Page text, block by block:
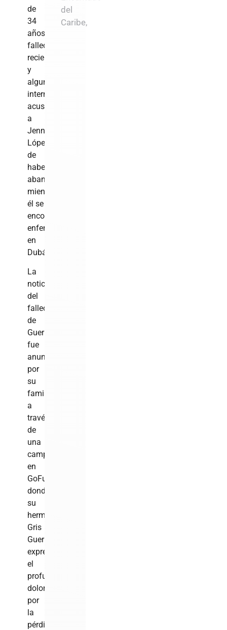
de
34
años,
falleció
recientemente,
y
algunos
internautas
acusan
a
Jennifer
López
de
haberlo
abandonado
mientras
él se
encontraba
enfermo
en
Dubái.
La
noticia
del
fallecimiento
de
Guerrero
fue
anunciada
por
su
familia
a
través
de
una
campaña
en
GoFundMe,
donde
su
hermana,
Gris
Guerrero,
expresó
el
profundo
dolor
por
la
pérdida
del
Caribe,